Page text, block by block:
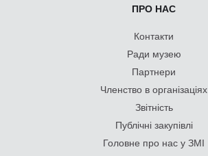
ПРО НАС
Контакти
Ради музею
Партнери
Членство в організаціях
Звітність
Публічні закупівлі
Головне про нас у ЗМІ